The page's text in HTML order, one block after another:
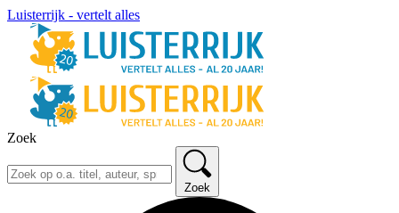
Luisterrijk - vertelt alles
Zoek
Zoek